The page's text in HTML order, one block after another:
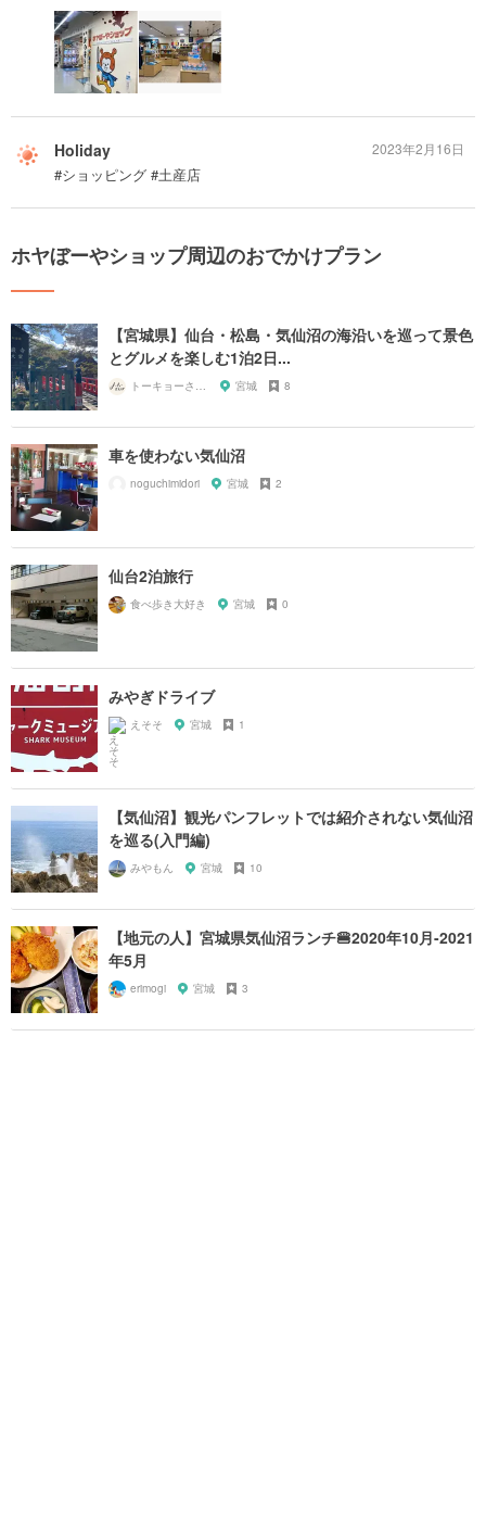
Holiday
#ショッピング #土産店
2023年2月16日
ホヤぼーやショップ周辺のおでかけプラン
【宮城県】仙台・松島・気仙沼の海沿いを巡って景色
とグルメを楽しむ1泊2日...
トーキョーさんぽ 宮城 8
車を使わない気仙沼
noguchimidori 宮城 2
仙台2泊旅行
食べ歩き大好き 宮城 0
みやぎドライブ
えそそ 宮城 1
【気仙沼】観光パンフレットでは紹介されない気仙沼
を巡る(入門編)
みやもん 宮城 10
【地元の人】宮城県気仙沼ランチ🍔2020年10月-2021
年5月
erimogi 宮城 3